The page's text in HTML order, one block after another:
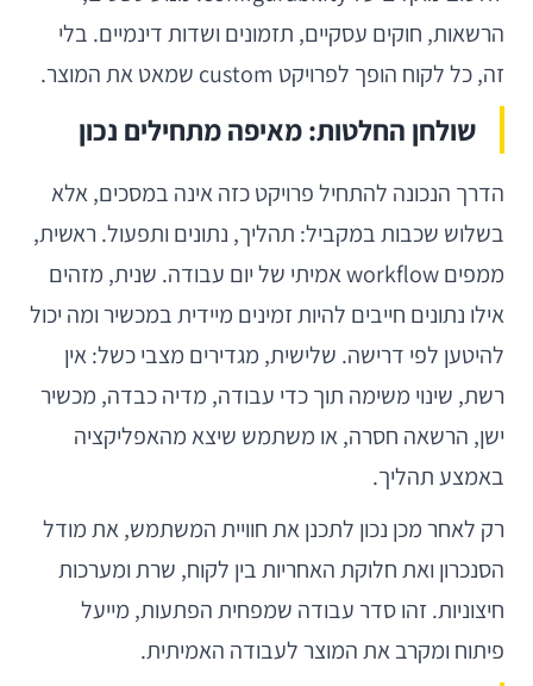
הרשאות, חוקים עסקיים, תזמונים ושדות דינמיים. בלי
זה, כל לקוח הופך לפרויקט custom שמאט את המוצר.
שולחן החלטות: מאיפה מתחילים נכון
הדרך הנכונה להתחיל פרויקט כזה אינה במסכים, אלא
בשלוש שכבות במקביל: תהליך, נתונים ותפעול. ראשית,
ממפים workflow אמיתי של יום עבודה. שנית, מזהים
אילו נתונים חייבים להיות זמינים מיידית במכשיר ומה יכול
להיטען לפי דרישה. שלישית, מגדירים מצבי כשל: אין
רשת, שינוי משימה תוך כדי עבודה, מדיה כבדה, מכשיר
ישן, הרשאה חסרה, או משתמש שיצא מהאפליקציה
באמצע תהליך.
רק לאחר מכן נכון לתכנן את חוויית המשתמש, את מודל
הסנכרון ואת חלוקת האחריות בין לקוח, שרת ומערכות
חיצוניות. זהו סדר עבודה שמפחית הפתעות, מייעל
פיתוח ומקרב את המוצר לעבודה האמיתית.